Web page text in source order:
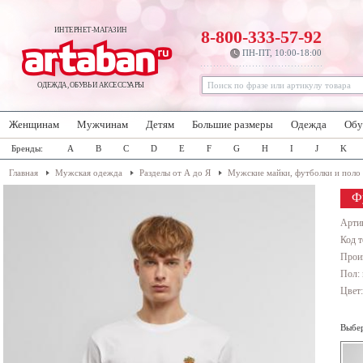
ИНТЕРНЕТ-МАГАЗИН
ОДЕЖДА, ОБУВЬ И АКСЕССУАРЫ
8-800-333-57-92
ПН-ПТ, 10:00-18:00
Женщинам Мужчинам Детям Большие размеры Одежда
Бренды: A B C D E F G H I J K
Главная Мужская одежда Разделы от А до Я Мужские майки, футболки и поло
Код
Пол: